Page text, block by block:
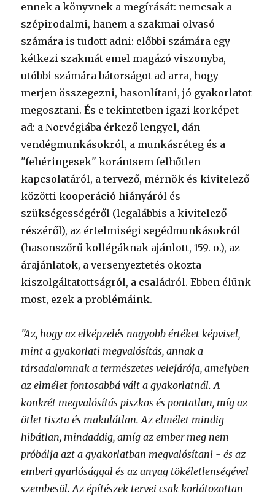
ennek a könyvnek a megírását: nemcsak a
szépirodalmi, hanem a szakmai olvasó
számára is tudott adni: előbbi számára egy
kétkezi szakmát emel magázó viszonyba,
utóbbi számára bátorságot ad arra, hogy
merjen összegezni, hasonlítani, jó gyakorlatot
megosztani. És e tekintetben igazi korképet
ad: a Norvégiába érkező lengyel, dán
vendégmunkásokról, a munkásréteg és a
"fehéringesek" korántsem felhőtlen
kapcsolatáról, a tervező, mérnök és kivitelező
közötti kooperáció hiányáról és
szükségességéről (legalábbis a kivitelező
részéről), az értelmiségi segédmunkásokról
(hasonszőrű kollégáknak ajánlott, 159. o.), az
árajánlatok, a versenyeztetés okozta
kiszolgáltatottságról, a családról. Ebben élünk
most, ezek a problémáink.
"Az, hogy az elképzelés nagyobb értéket képvisel,
mint a gyakorlati megvalósítás, annak a
társadalomnak a természetes velejárója, amelyben
az elmélet fontosabbá vált a gyakorlatnál. A
konkrét megvalósítás piszkos és pontatlan, míg az
ötlet tiszta és makulátlan. Az elmélet mindig
hibátlan, mindaddig, amíg az ember meg nem
próbálja azt a gyakorlatban megvalósítani - és az
emberi gyarlósággal és az anyag tökéletlenségével
szembesül. Az építészek tervei csak korlátozottan